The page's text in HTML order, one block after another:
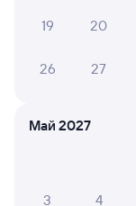
Мы используем
19 20
26 27
Май 2027
3 4